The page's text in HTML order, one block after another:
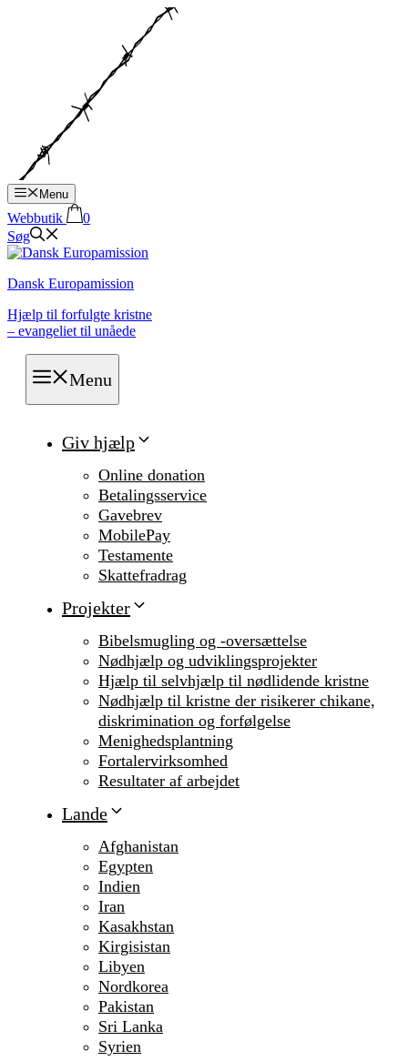
Menu
Webbutik
0
Søg
Dansk Europamission
Hjælp til forfulgte kristne
– evangeliet til unåede
Menu
Giv hjælp
Online donation
Betalingsservice
Gavebrev
MobilePay
Testamente
Skattefradrag
Projekter
Bibelsmugling og -oversættelse
Nødhjælp og udviklingsprojekter
Hjælp til selvhjælp til nødlidende kristne
Nødhjælp til kristne der risikerer chikane,
diskrimination og forfølgelse
Menighedsplantning
Fortalervirksomhed
Resultater af arbejdet
Lande
Afghanistan
Egypten
Indien
Iran
Kasakhstan
Kirgisistan
Libyen
Nordkorea
Pakistan
Sri Lanka
Syrien